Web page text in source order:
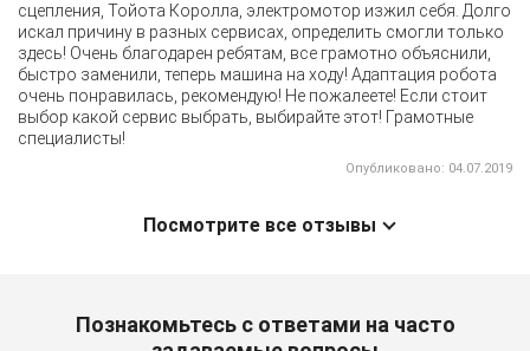
сцепления, Тойота Королла, электромотор изжил себя. Долго
искал причину в разных сервисах, определить смогли только
здесь! Очень благодарен ребятам, все грамотно объяснили,
быстро заменили, теперь машина на ходу! Адаптация робота
очень понравилась, рекомендую! Не пожалеете! Если стоит
выбор какой сервис выбрать, выбирайте этот! Грамотные
специалисты!
Опубликовано: 04.07.2019
Посмотрите все отзывы
Познакомьтесь с ответами на часто